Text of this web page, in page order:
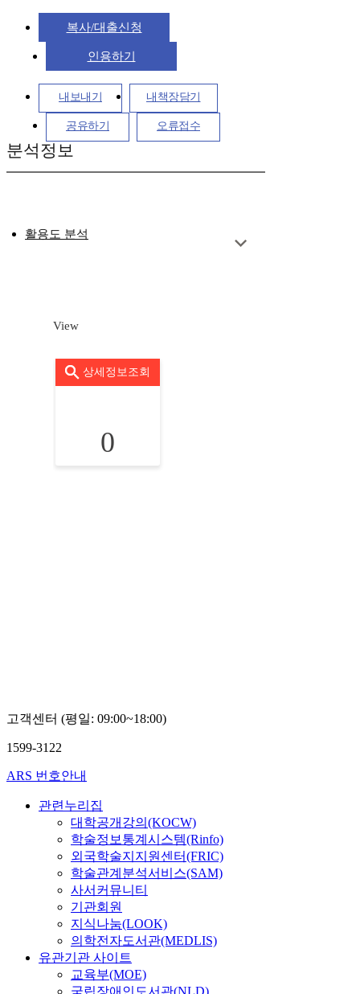
복사/대출신청
인용하기
내보내기 내책장담기
공유하기 오류접수
분석정보
활용도 분석
View
상세정보조회
0
고객센터 (평일: 09:00~18:00)
1599-3122
ARS 번호안내
관련누리집
대학공개강의(KOCW)
학술정보통계시스템(Rinfo)
외국학술지지원센터(FRIC)
학술관계분석서비스(SAM)
사서커뮤니티
기관회원
지식나눔(LOOK)
의학전자도서관(MEDLIS)
유관기관 사이트
교육부(MOE)